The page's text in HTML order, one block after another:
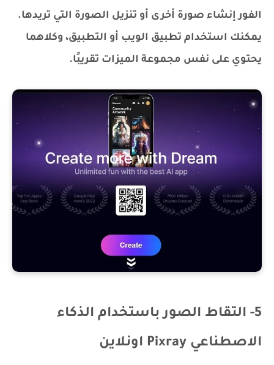
الفور إنشاء صورة أخرى أو تنزيل الصورة التي تريدها.
يمكنك استخدام تطبيق الويب أو التطبيق، وكلاهما
يحتوي على نفس مجموعة الميزات تقريبًا.
5- التقاط الصور باستخدام الذكاء
الاصطناعي Pixray اونلاين